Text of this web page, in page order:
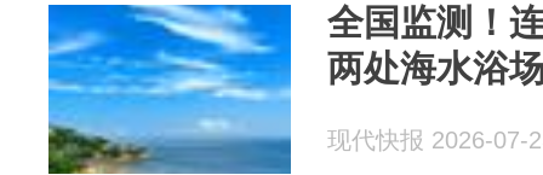
全国监测！
两处海水浴
现代快报 2026-07-